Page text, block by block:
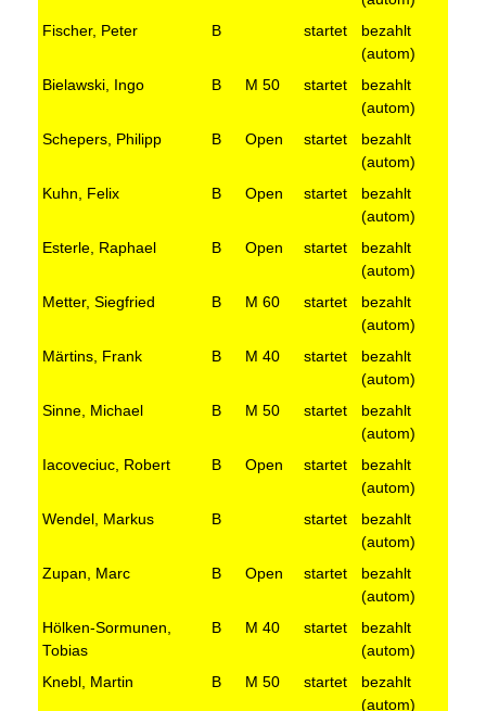
Fischer, Peter
B startet
bezahlt
(autom)
Bielawski, Ingo
B M 50 startet
bezahlt
(autom)
Schepers, Philipp
B Open startet
bezahlt
(autom)
Kuhn, Felix
B Open startet
bezahlt
(autom)
Esterle, Raphael
B Open startet
bezahlt
(autom)
Metter, Siegfried
B M 60 startet
bezahlt
(autom)
Märtins, Frank
B M 40 startet
bezahlt
(autom)
Sinne, Michael
B M 50 startet
bezahlt
(autom)
Iacoveciuc, Robert
B Open startet
bezahlt
(autom)
Wendel, Markus
B startet
bezahlt
(autom)
Zupan, Marc
B Open startet
bezahlt
(autom)
Hölken-Sormunen,
Tobias
B M 40 startet
bezahlt
(autom)
Knebl, Martin
B M 50 startet
bezahlt
(autom)